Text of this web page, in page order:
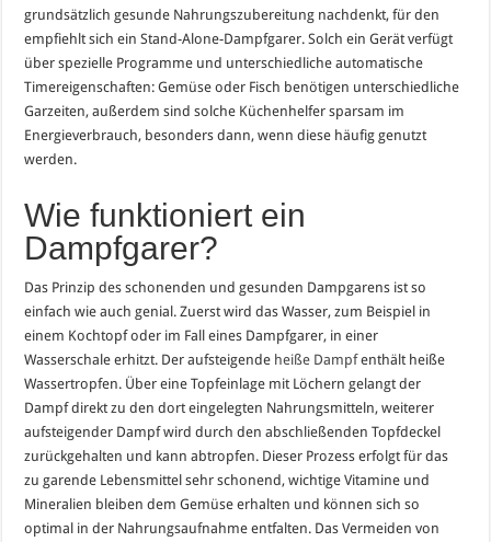
grundsätzlich gesunde Nahrungszubereitung nachdenkt, für den
empfiehlt sich ein Stand-Alone-Dampfgarer. Solch ein Gerät verfügt
über spezielle Programme und unterschiedliche automatische
Timereigenschaften: Gemüse oder Fisch benötigen unterschiedliche
Garzeiten, außerdem sind solche Küchenhelfer sparsam im
Energieverbrauch, besonders dann, wenn diese häufig genutzt
werden.
Wie funktioniert ein
Dampfgarer?
Das Prinzip des schonenden und gesunden Dampgarens ist so
einfach wie auch genial. Zuerst wird das Wasser, zum Beispiel in
einem Kochtopf oder im Fall eines Dampfgarer, in einer
Wasserschale erhitzt. Der aufsteigende heiße Dampfenthält heiße
Wassertropfen. Über eine Topfeinlage mit Löchern gelangt der
Dampf direkt zu den dort eingelegten Nahrungsmitteln, weiterer
aufsteigender Dampf wird durch den abschließenden Topfdeckel
zurückgehalten und kann abtropfen. Dieser Prozess erfolgt für das
zu garende Lebensmittel sehr schonend, wichtige Vitamine und
Mineralien bleiben dem Gemüse erhalten und können sich so
optimal in der Nahrungsaufnahme entfalten. Das Vermeiden von